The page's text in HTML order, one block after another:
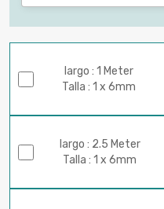
largo : 1 Meter
Talla : 1 x 6mm
largo : 2.5 Meter
Talla : 1 x 6mm